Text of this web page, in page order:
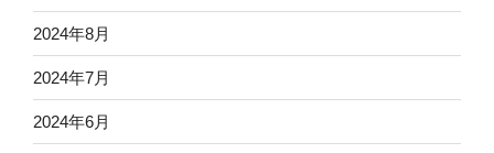
2024年8月
2024年7月
2024年6月